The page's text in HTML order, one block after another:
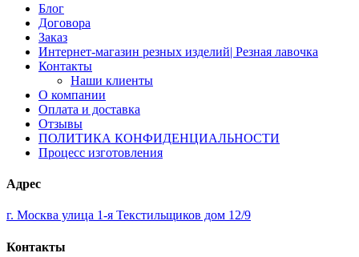
Блог
Договора
Заказ
Интернет-магазин резных изделий| Резная лавочка
Контакты
Наши клиенты
О компании
Оплата и доставка
Отзывы
ПОЛИТИКА КОНФИДЕНЦИАЛЬНОСТИ
Процесс изготовления
Адрес
г. Москва улица 1-я Текстильщиков дом 12/9
Контакты